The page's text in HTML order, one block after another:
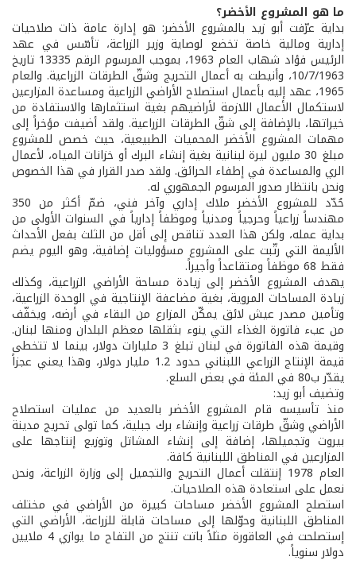
ما هو المشروع الأخضر؟
بداية عرّفت أبو زيد بالمشروع الأخضر: هو إدارة عامة ذات صلاحيات
إدارية ومالية خاصة تخضع لوصاية وزير الزراعة، تأسّس في عهد
الرئيس فؤاد شهاب العام 1963، بموجب المرسوم الرقم 13335 تاريخ
10/7/1963، وأنيطت به أعمال التحريج وشقّ الطرقات الزراعية. والعام
1965، عهد إليه بأعمال استصلاح الأراضي الزراعية ومساعدة المزارعين
لاستكمال الأعمال اللازمة لأراضيهم بغية استثمارها والاستفادة من
خيراتها، بالإضافة إلى شقّ الطرقات الزراعية. ولقد أضيفت مؤخراً إلى
مهمات المشروع الأخضر المحميات الطبيعية، حيث خصص للمشروع
مبلغ 30 مليون ليرة لبنانية بغية إنشاء البرك أو خزانات المياه، لأعمال
الري والمساعدة في إطفاء الحرائق. ولقد صدر القرار في هذا الخصوص
ونحن بانتظار صدور المرسوم الجمهوري له.
حُدّد للمشروع الأخضر ملاك إداري وآخر فني، ضمّ أكثر من 350
مهندساً زراعياً وحرجياً ومدنياً وموظفاً إدارياً في السنوات الأولى من
بداية عمله، ولكن هذا العدد تناقص إلى أقل من الثلث بفعل الأحداث
الأليمة التي رتّبت على المشروع مسؤوليات إضافية، وهو اليوم يضم
فقط 68 موظفاً ومتقاعداً وأجيراً.
يهدف المشروع الأخضر إلى زيادة مساحة الأراضي الزراعية، وكذلك
زيادة المساحات المروية، بغية مضاعفة الإنتاجية في الوحدة الزراعية،
وتأمين مصدر عيش لائق يمكّن المزارع من البقاء في أرضه، ويخفّف
من عبء فاتورة الغذاء التي ينوء بثقلها معظم البلدان ومنها لبنان.
وقيمة هذه الفاتورة في لبنان تبلغ 3 مليارات دولار، بينما لا تتخطى
قيمة الإنتاج الزراعي اللبناني حدود 1.2 مليار دولار، وهذا يعني عجزاً
يقدّر ب80 في المئة في بعض السلع.
وتضيف أبو زيد:
منذ تأسيسه قام المشروع الأخضر بالعديد من عمليات استصلاح
الأراضي وشقّ طرقات زراعية وإنشاء برك جبلية، كما تولى تحريج مدينة
بيروت وتجميلها، إضافة إلى إنشاء المشاتل وتوزيع إنتاجها على
المزارعين في المناطق اللبنانية كافة.
العام 1978 إنتقلت أعمال التحريج والتجميل إلى وزارة الزراعة، ونحن
نعمل على استعادة هذه الصلاحيات.
استصلح المشروع الأخضر مساحات كبيرة من الأراضي في مختلف
المناطق اللبنانية وحوّلها إلى مساحات قابلة للزراعة، الأراضي التي
إستصلحت في العاقورة مثلاً باتت تنتج من التفاح ما يوازي 4 ملايين
دولار سنوياً.